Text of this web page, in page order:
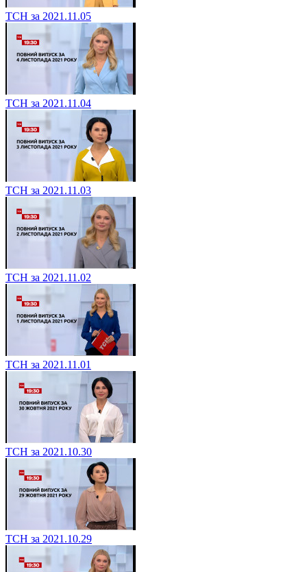
ТСН за 2021.11.05
ТСН за 2021.11.04
ТСН за 2021.11.03
ТСН за 2021.11.02
ТСН за 2021.11.01
ТСН за 2021.10.30
ТСН за 2021.10.29